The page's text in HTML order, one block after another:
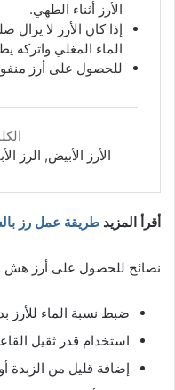
الأرز أثناء الطهي.
الماء المغلي
للحصول على أرز
الأرز الأبيض, الرز
أقرأ المزيد طريقة عمل رز
نصائح للحصول على أرز هش
ضبط نسبة الماء للأرز بدقة (1:1.5 أو 1:1.75 حسب
استخدام قدر ثقيل
إضافة قليل من الزبدة